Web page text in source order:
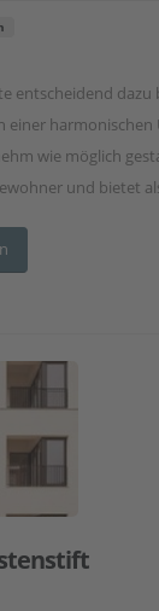
entscheidend dazu
einer
wie möglich
und bietet